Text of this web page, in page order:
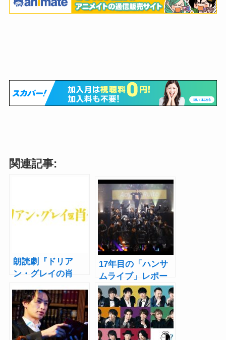
関連記事:
朗読劇『ドリア
ン・グレイの肖
日替わり出演！オ
スカー・ワイルド
の耽美な世界を描
く
17年目の「ハンサ
ムライブ」レポー
ト！最終公演では
全国7都市でのシネ
マツアー初開催を
発表